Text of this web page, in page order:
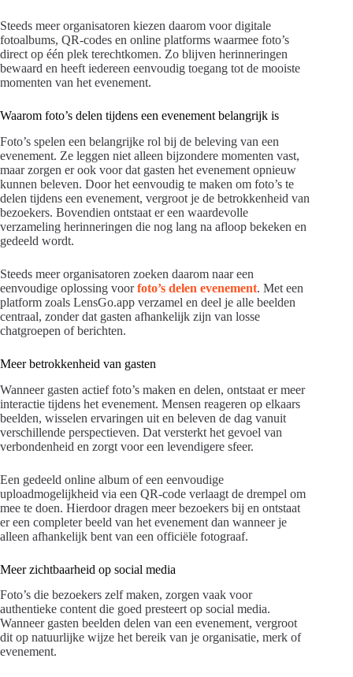
Steeds meer organisatoren kiezen daarom voor digitale
fotoalbums, QR-codes en online platforms waarmee foto’s
direct op één plek terechtkomen. Zo blijven herinneringen
bewaard en heeft iedereen eenvoudig toegang tot de mooiste
momenten van het evenement.
Waarom foto’s delen tijdens een evenement belangrijk is
Foto’s spelen een belangrijke rol bij de beleving van een
evenement. Ze leggen niet alleen bijzondere momenten vast,
maar zorgen er ook voor dat gasten het evenement opnieuw
kunnen beleven. Door het eenvoudig te maken om foto’s te
delen tijdens een evenement, vergroot je de betrokkenheid van
bezoekers. Bovendien ontstaat er een waardevolle
verzameling herinneringen die nog lang na afloop bekeken en
gedeeld wordt.
Steeds meer organisatoren zoeken daarom naar een
eenvoudige oplossing voorfoto’s delen evenement. Met een
platform zoals LensGo.app verzamel en deel je alle beelden
centraal, zonder dat gasten afhankelijk zijn van losse
chatgroepen of berichten.
Meer betrokkenheid van gasten
Wanneer gasten actief foto’s maken en delen, ontstaat er meer
interactie tijdens het evenement. Mensen reageren op elkaars
beelden, wisselen ervaringen uit en beleven de dag vanuit
verschillende perspectieven. Dat versterkt het gevoel van
verbondenheid en zorgt voor een levendigere sfeer.
Een gedeeld online album of een eenvoudige
uploadmogelijkheid via een QR-code verlaagt de drempel om
mee te doen. Hierdoor dragen meer bezoekers bij en ontstaat
er een completer beeld van het evenement dan wanneer je
alleen afhankelijk bent van een officiële fotograaf.
Meer zichtbaarheid op social media
Foto’s die bezoekers zelf maken, zorgen vaak voor
authentieke content die goed presteert op social media.
Wanneer gasten beelden delen van een evenement, vergroot
dit op natuurlijke wijze het bereik van je organisatie, merk of
evenement.